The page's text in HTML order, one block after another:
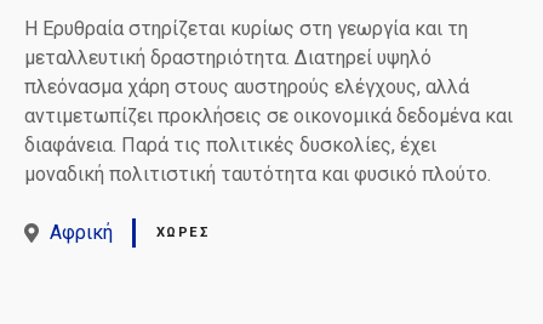
Η Ερυθραία στηρίζεται κυρίως στη γεωργία και τη
μεταλλευτική δραστηριότητα. Διατηρεί υψηλό
πλεόνασμα χάρη στους αυστηρούς ελέγχους, αλλά
αντιμετωπίζει προκλήσεις σε οικονομικά δεδομένα και
διαφάνεια. Παρά τις πολιτικές δυσκολίες, έχει
μοναδική πολιτιστική ταυτότητα και φυσικό πλούτο.
Αφρική ΧΏΡΕΣ